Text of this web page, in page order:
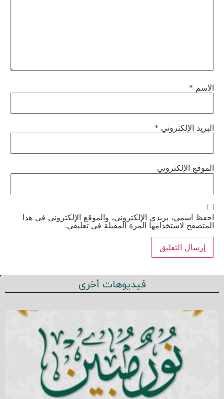
الاسم *
البريد الإلكتروني *
الموقع الإلكتروني
احفظ اسمي، بريدي الإلكتروني، والموقع الإلكتروني في هذا
المتصفح لاستخدامها المرة المقبلة في تعليقي.
فيديوهات أخرى